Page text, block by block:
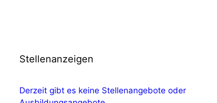
Stellenanzeigen
Derzeit gibt es keine Stellenangebote oder